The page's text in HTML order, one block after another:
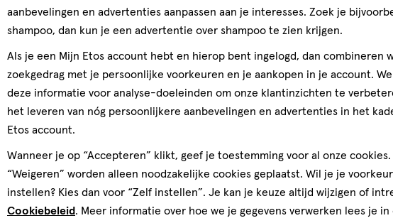
om
of
is
bij
jouw
Etos
aanbevelingen en advertenties aanpassen aan je interesses. Zoek je
shampoo, dan kun je een advertentie over shampoo te zien krijgen.
Als je een Mijn Etos account hebt en hierop bent ingelogd, dan combineren
zoekgedrag met je persoonlijke voorkeuren en je aankopen in je account.
deze informatie voor analyse-doeleinden om onze klantinzichten te
het leveren van nóg persoonlijkere aanbevelingen en advertenties in het
Etos account.
Wanneer je op “Accepteren” klikt, geef je toestemming voor al onze cookies.
“Weigeren” worden alleen noodzakelijke cookies geplaatst. Wil je je
instellen? Kies dan voor “Zelf instellen”. Je kan je keuze altijd wijzigen of
Cookiebeleid. Meer informatie over hoe we je gegevens verwerken lees je in